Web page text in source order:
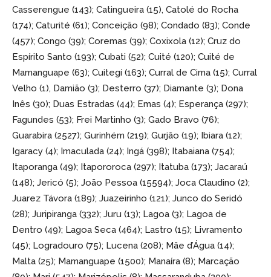
Casserengue (143); Catingueira (15), Catolé do Rocha
(174); Caturité (61); Conceição (98); Condado (83); Conde
(457); Congo (39); Coremas (39); Coxixola (12); Cruz do
Espírito Santo (193); Cubati (52); Cuité (120); Cuité de
Mamanguape (63); Cuitegí (163); Curral de Cima (15); Curral
Velho (1), Damião (3); Desterro (37); Diamante (3); Dona
Inês (30); Duas Estradas (44); Emas (4); Esperança (297);
Fagundes (53); Frei Martinho (3); Gado Bravo (76);
Guarabira (2527); Gurinhém (219); Gurjão (19); Ibiara (12);
Igaracy (4); Imaculada (24); Ingá (398); Itabaiana (754);
Itaporanga (49); Itapororoca (297); Itatuba (173); Jacaraú
(148); Jericó (5); João Pessoa (15594); Joca Claudino (2);
Juarez Távora (189); Juazeirinho (121); Junco do Seridó
(28); Juripiranga (332); Juru (13); Lagoa (3); Lagoa de
Dentro (49); Lagoa Seca (464); Lastro (15); Livramento
(45); Logradouro (75); Lucena (208); Mãe d’Água (14);
Malta (25); Mamanguape (1500); Manaíra (8); Marcação